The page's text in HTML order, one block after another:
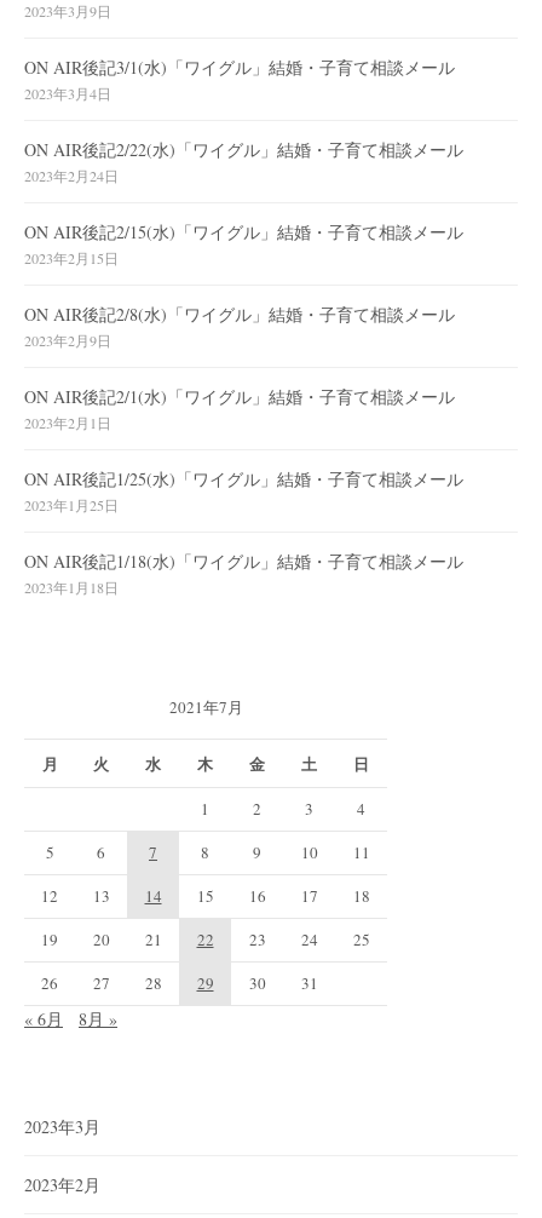
2023年3月9日
ON AIR後記3/1(水)「ワイグル」結婚・子育て相談メール
2023年3月4日
ON AIR後記2/22(水)「ワイグル」結婚・子育て相談メール
2023年2月24日
ON AIR後記2/15(水)「ワイグル」結婚・子育て相談メール
2023年2月15日
ON AIR後記2/8(水)「ワイグル」結婚・子育て相談メール
2023年2月9日
ON AIR後記2/1(水)「ワイグル」結婚・子育て相談メール
2023年2月1日
ON AIR後記1/25(水)「ワイグル」結婚・子育て相談メール
2023年1月25日
ON AIR後記1/18(水)「ワイグル」結婚・子育て相談メール
2023年1月18日
2021年7月
月 火 水 木 金 土 日
1 2 3
4
5
6 7 8 9 10
11
12
13 14 15 16 17
18
19
20 21 22 23 24
25
26
27 28 29 30 31
« 6月 8月 »
2023年3月
2023年2月